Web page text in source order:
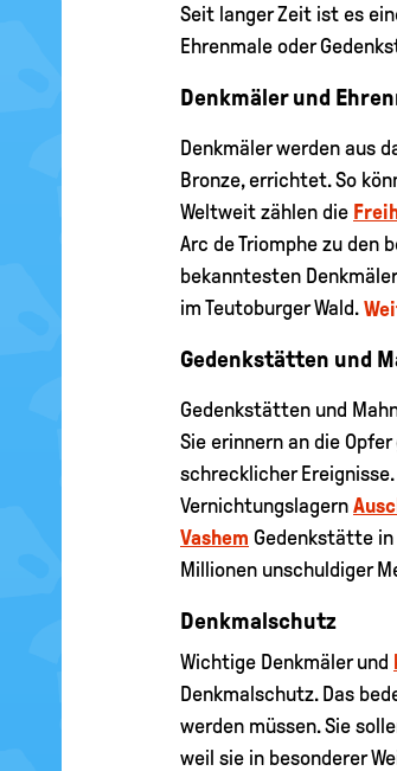
Seit langer Zeit ist es
Ehrenmale oder
Denkmäler und
Denkmäler werden aus
Bronze, errichtet. So
Weltweit zählen die
Arc de Triomphe zu den
bekanntesten
im Teutoburger Wald.
Gedenkstätten und
Gedenkstätten und
Sie erinnern an die
schrecklicher
Vernichtungslagern
Vashem Gedenkstätte in
Millionen unschuldiger
Denkmalschutz
Wichtige Denkmäler und
Denkmalschutz. Das
werden müssen. Sie
weil sie in besonderer